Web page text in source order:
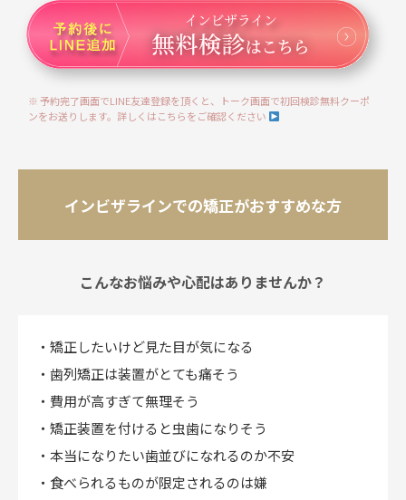
※ 予約完了画面でLINE友達登録を頂くと、トーク画面で初回検診無料クーポ
ンをお送りします。詳しくはこちらをご確認ください
インビザラインでの矯正がおすすめな方
こんなお悩みや心配はありませんか？
・矯正したいけど見た目が気になる
・歯列矯正は装置がとても痛そう
・費用が高すぎて無理そう
・矯正装置を付けると虫歯になりそう
・本当になりたい歯並びになれるのか不安
・食べられるものが限定されるのは嫌